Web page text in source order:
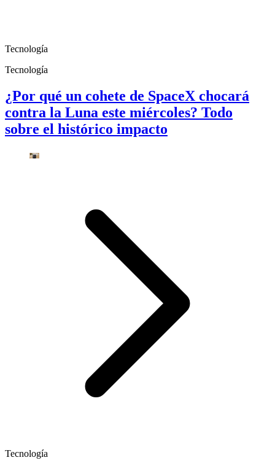
Tecnología
Tecnología
¿Por qué un cohete de SpaceX chocará
contra la Luna este miércoles? Todo
sobre el histórico impacto
Tecnología